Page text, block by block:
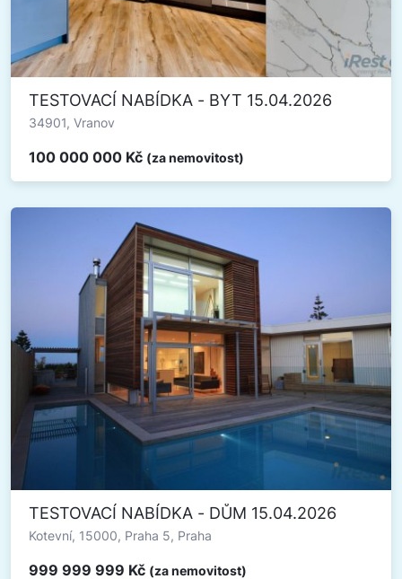
TESTOVACÍ NABÍDKA - BYT 15.04.2026
34901, Vranov
100 000 000 Kč (za nemovitost)
TESTOVACÍ NABÍDKA - DŮM 15.04.2026
Kotevní, 15000, Praha 5, Praha
999 999 999 Kč (za nemovitost)